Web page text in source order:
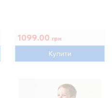
1099.00 грн
Купити